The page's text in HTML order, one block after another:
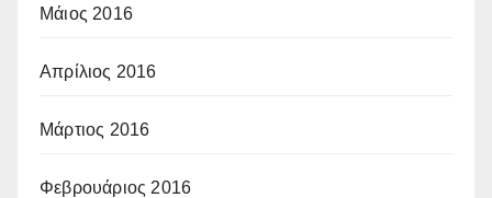
Μάιος 2016
Απρίλιος 2016
Μάρτιος 2016
Φεβρουάριος 2016